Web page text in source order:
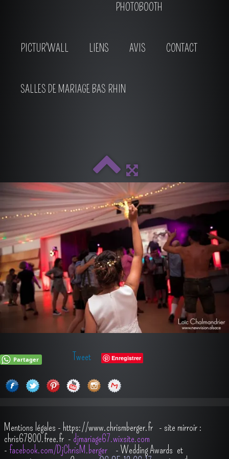
PHOTOBOOTH
PICTUR'WALL LIENS AVIS CONTACT
SALLES DE MARIAGE BAS RHIN
Partager Tweet Enregistrer
Mentions légales - https://www.chrismberger.fr - site mirroir :
chris67800.free.fr - djmariage67.wixsite.com
- facebook.com/DjChrisM.berger - Wedding Awards et